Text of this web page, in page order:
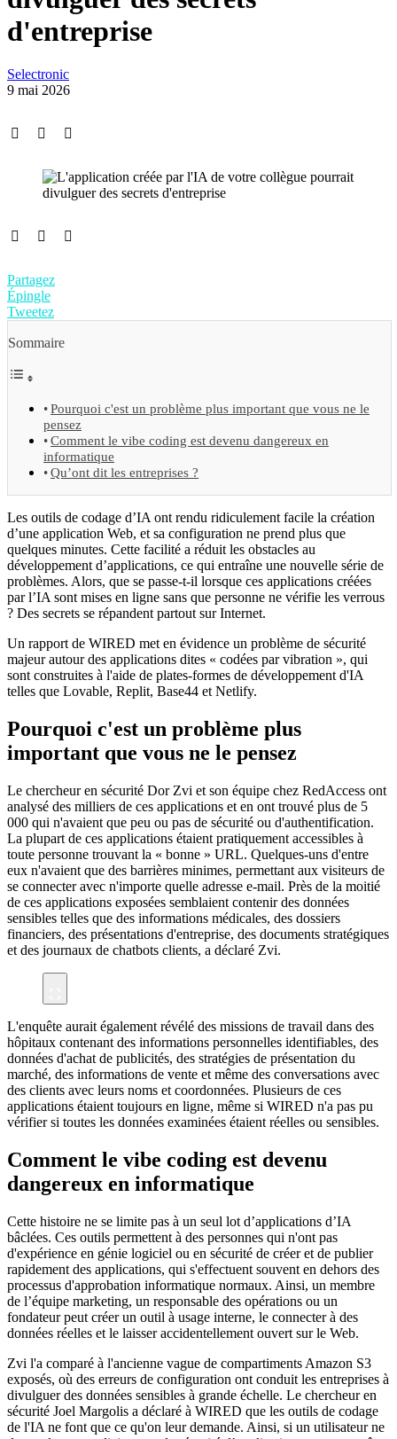
d'entreprise
Selectronic
9 mai 2026
Partagez
Épingle
Tweetez
Sommaire
Pourquoi c'est un problème plus important que vous ne le
pensez
Comment le vibe coding est devenu dangereux en
informatique
Qu’ont dit les entreprises ?
Les outils de codage d’IA ont rendu ridiculement facile la création
d’une application Web, et sa configuration ne prend plus que
quelques minutes. Cette facilité a réduit les obstacles au
développement d’applications, ce qui entraîne une nouvelle série de
problèmes. Alors, que se passe-t-il lorsque ces applications créées
par l’IA sont mises en ligne sans que personne ne vérifie les verrous
? Des secrets se répandent partout sur Internet.
Un rapport de WIRED met en évidence un problème de sécurité
majeur autour des applications dites « codées par vibration », qui
sont construites à l'aide de plates-formes de développement d'IA
telles que Lovable, Replit, Base44 et Netlify.
Pourquoi c'est un problème plus
important que vous ne le pensez
Le chercheur en sécurité Dor Zvi et son équipe chez RedAccess ont
analysé des milliers de ces applications et en ont trouvé plus de 5
000 qui n'avaient que peu ou pas de sécurité ou d'authentification.
La plupart de ces applications étaient pratiquement accessibles à
toute personne trouvant la « bonne » URL. Quelques-uns d'entre
eux n'avaient que des barrières minimes, permettant aux visiteurs de
se connecter avec n'importe quelle adresse e-mail. Près de la moitié
de ces applications exposées semblaient contenir des données
sensibles telles que des informations médicales, des dossiers
financiers, des présentations d'entreprise, des documents stratégiques
et des journaux de chatbots clients, a déclaré Zvi.
L'enquête aurait également révélé des missions de travail dans des
hôpitaux contenant des informations personnelles identifiables, des
données d'achat de publicités, des stratégies de présentation du
marché, des informations de vente et même des conversations avec
des clients avec leurs noms et coordonnées. Plusieurs de ces
applications étaient toujours en ligne, même si WIRED n'a pas pu
vérifier si toutes les données examinées étaient réelles ou sensibles.
Comment le vibe coding est devenu
dangereux en informatique
Cette histoire ne se limite pas à un seul lot d’applications d’IA
bâclées. Ces outils permettent à des personnes qui n'ont pas
d'expérience en génie logiciel ou en sécurité de créer et de publier
rapidement des applications, qui s'effectuent souvent en dehors des
processus d'approbation informatique normaux. Ainsi, un membre
de l’équipe marketing, un responsable des opérations ou un
fondateur peut créer un outil à usage interne, le connecter à des
données réelles et le laisser accidentellement ouvert sur le Web.
Zvi l'a comparé à l'ancienne vague de compartiments Amazon S3
exposés, où des erreurs de configuration ont conduit les entreprises à
divulguer des données sensibles à grande échelle. Le chercheur en
sécurité Joel Margolis a déclaré à WIRED que les outils de codage
de l'IA ne font que ce qu'on leur demande. Ainsi, si un utilisateur ne